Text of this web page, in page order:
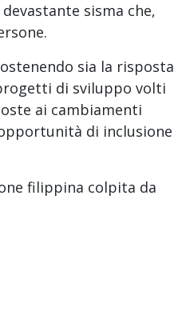
sisma che,
sia la risposta
di sviluppo volti
ai cambiamenti
di inclusione
filippina colpita da